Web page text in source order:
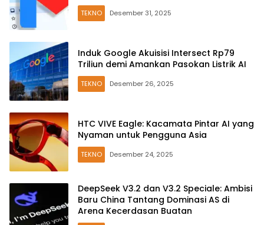
TEKNO Desember 31, 2025
Induk Google Akuisisi Intersect Rp79
Triliun demi Amankan Pasokan Listrik AI
TEKNO Desember 26, 2025
HTC VIVE Eagle: Kacamata Pintar AI yang
Nyaman untuk Pengguna Asia
TEKNO Desember 24, 2025
DeepSeek V3.2 dan V3.2 Speciale: Ambisi
Baru China Tantang Dominasi AS di
Arena Kecerdasan Buatan